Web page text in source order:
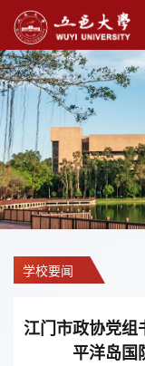
学校要闻
江门市政协党
平洋岛国